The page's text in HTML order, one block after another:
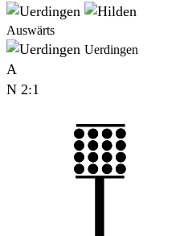
Auswärts
Uerdingen
A
N 2:1